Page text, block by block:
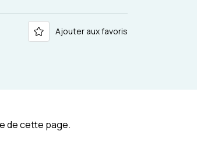
Ajouter aux favoris
de cette page.